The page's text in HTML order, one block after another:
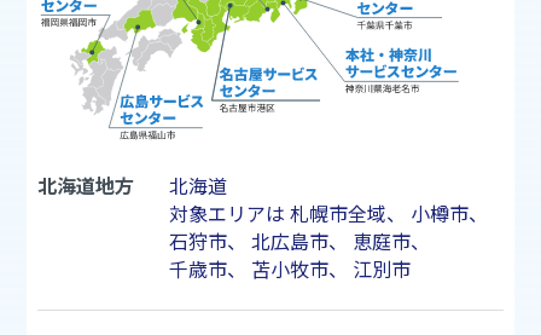
北海道地方
北海道
対象エリアは 札幌市全域、 小樽市、
石狩市、 北広島市、 恵庭市、
千歳市、 苫小牧市、 江別市